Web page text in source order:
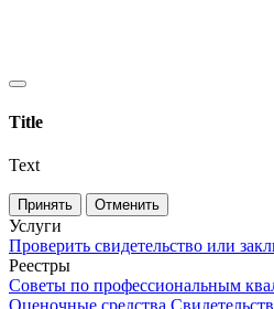
Title
Text
Принять Отменить
Услуги
Проверить свидетельство или
Реестры
Советы по профессиональным
Оценочные средства